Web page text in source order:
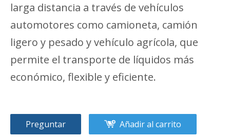
larga distancia a través de vehículos
automotores como camioneta, camión
ligero y pesado y vehículo agrícola, que
permite el transporte de líquidos más
económico, flexible y eficiente.
Preguntar Añadir al carrito